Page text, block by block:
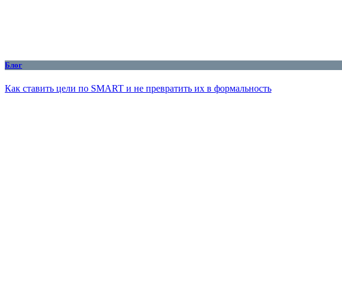
Блог
Как ставить цели по SMART и не превратить их в формальность